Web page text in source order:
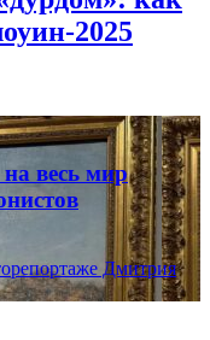
2025
весь мир
Дмитрия